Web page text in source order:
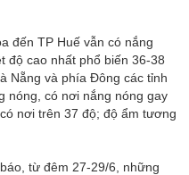
đến TP Huế vẫn có nắng
độ cao nhất phổ biến 36-38
Nẵng và phía Đông các tỉnh
nóng, có nơi nắng nóng gay
nơi trên 37 độ; độ ẩm tương
từ đêm 27-29/6, những